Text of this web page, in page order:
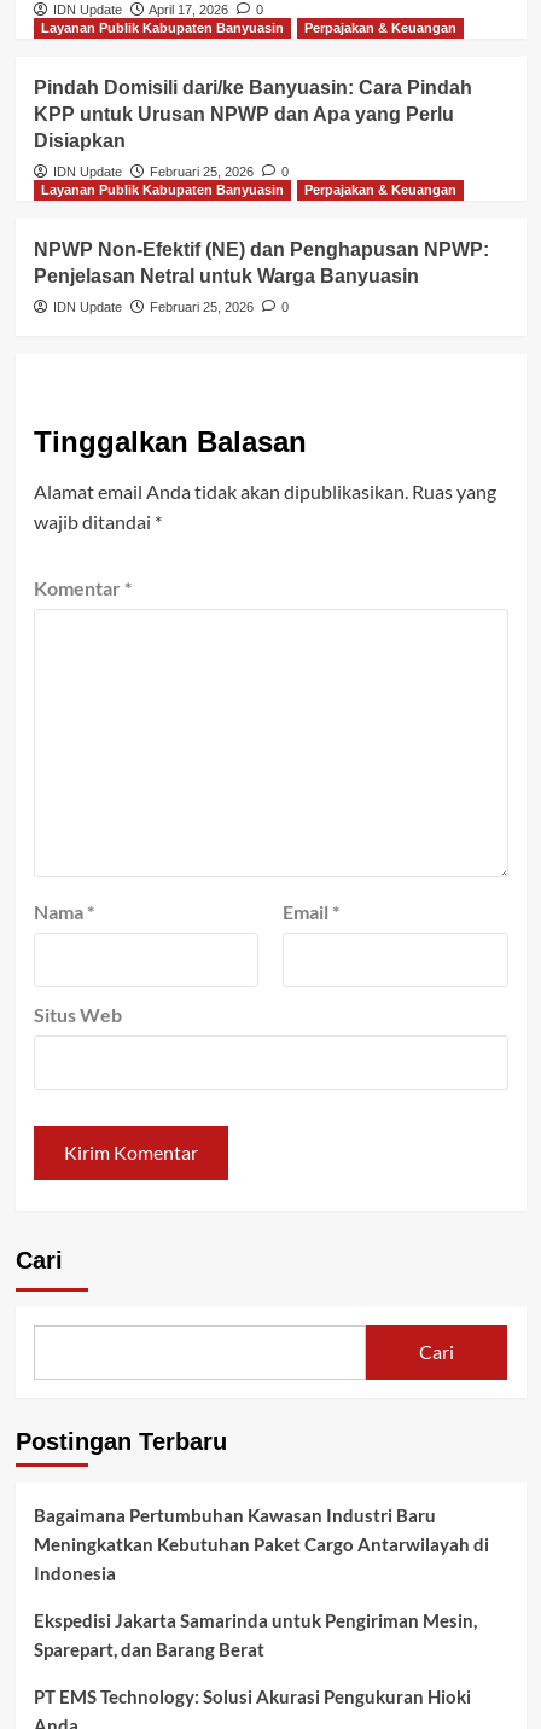
IDN Update April 17, 2026
0
Layanan Publik Kabupaten Banyuasin
Perpajakan & Keuangan
Pindah Domisili dari/ke Banyuasin: Cara Pindah
KPP untuk Urusan NPWP dan Apa yang Perlu
Disiapkan
IDN Update Februari 25, 2026
0
Layanan Publik Kabupaten Banyuasin
Perpajakan & Keuangan
NPWP Non-Efektif (NE) dan Penghapusan NPWP:
Penjelasan Netral untuk Warga Banyuasin
IDN Update Februari 25, 2026 0
Tinggalkan Balasan
Alamat email Anda tidak akan dipublikasikan. Ruas yang
wajib ditandai *
Komentar *
Nama * Email *
Situs Web
Cari
Cari
Postingan Terbaru
Bagaimana Pertumbuhan Kawasan Industri Baru
Meningkatkan Kebutuhan Paket Cargo Antarwilayah di
Indonesia
Ekspedisi Jakarta Samarinda untuk Pengiriman Mesin,
Sparepart, dan Barang Berat
PT EMS Technology: Solusi Akurasi Pengukuran Hioki